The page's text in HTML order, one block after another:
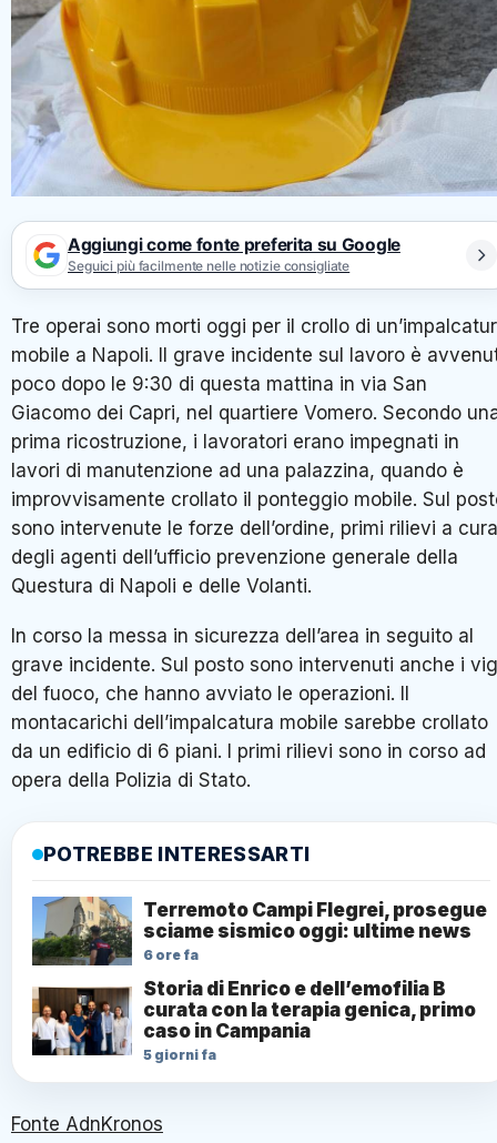
Aggiungi come fonte preferita su Google
Seguici più facilmente nelle notizie consigliate
Tre operai sono morti oggi per il crollo di
mobile a Napoli. Il grave incidente sul lavoro è
poco dopo le 9:30 di questa mattina in via San
Giacomo dei Capri, nel quartiere Vomero. Secondo
prima ricostruzione, i lavoratori erano impegnati in
lavori di manutenzione ad una palazzina, quando è
improvvisamente crollato il ponteggio mobile. Sul
sono intervenute le forze dell’ordine, primi rilievi a cura
degli agenti dell’ufficio prevenzione generale della
Questura di Napoli e delle Volanti.
In corso la messa in sicurezza dell’area in seguito al
grave incidente. Sul posto sono intervenuti anche i
del fuoco, che hanno avviato le operazioni. Il
montacarichi dell’impalcatura mobile sarebbe crollato
da un edificio di 6 piani. I primi rilievi sono in corso ad
opera della Polizia di Stato.
POTREBBE INTERESSARTI
Terremoto Campi Flegrei, prosegue
sciame sismico oggi: ultime news
6 ore fa
Storia di Enrico e dell’emofilia B
curata con la terapia genica, primo
caso in Campania
5 giorni fa
Fonte AdnKronos